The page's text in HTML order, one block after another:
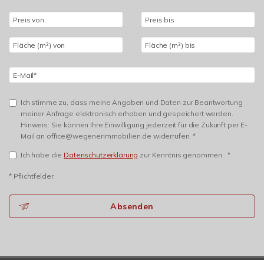
Ich stimme zu, dass meine Angaben und Daten zur Beantwortung
meiner Anfrage elektronisch erhoben und gespeichert werden.
Hinweis: Sie können Ihre Einwilligung jederzeit für die Zukunft per E-
Mail an office@wegenerimmobilien.de widerrufen. *
Ich habe die Datenschutzerklärung zur Kenntnis genommen.. *
* Pflichtfelder
Absenden